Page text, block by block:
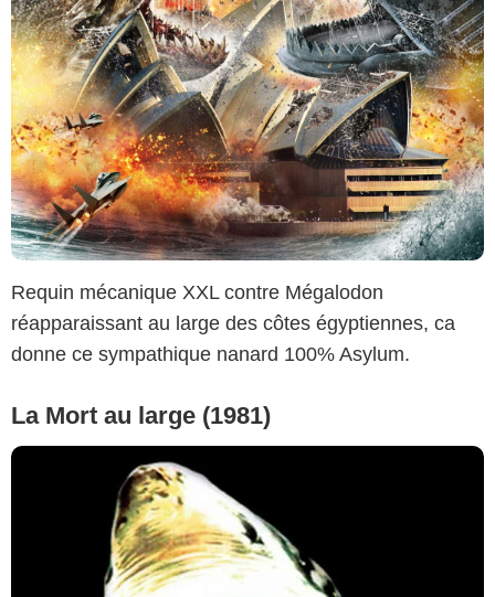
Requin mécanique XXL contre Mégalodon
réapparaissant au large des côtes égyptiennes, ca
donne ce sympathique nanard 100% Asylum.
La Mort au large (1981)